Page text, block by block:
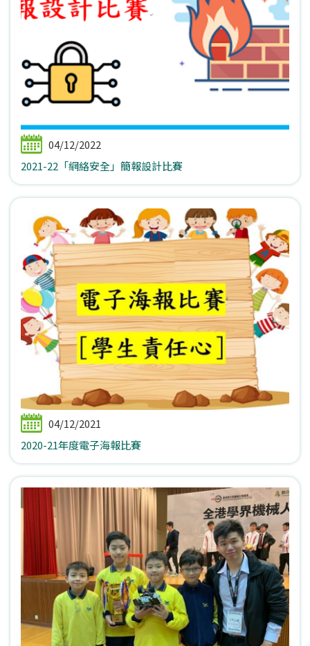
04/12/2022
2021-22「網絡安全」簡報設計比賽
04/12/2021
2020-21年度電子海報比賽